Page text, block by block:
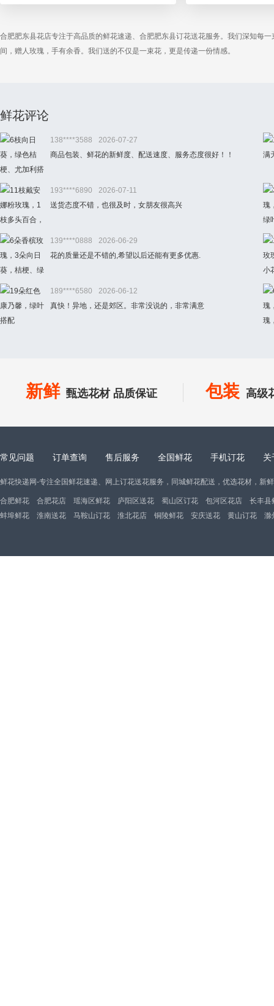
合肥肥东县花店专注于高品质的鲜花速递、合肥肥东县订花送花服务。我们深知每
间，赠人玫瑰，手有余香。我们送的不仅是一束花，更是传递一份情感。
鲜花评论
138****3588
2026-07-27
商品包装、鲜花的新鲜度、配送速度、服务态度很好！！
193****6890
2026-07-11
送货态度不错，也很及时，女朋友很高兴
139****0888
2026-06-29
花的质量还是不错的,希望以后还能有更多优惠.
189****6580
2026-06-12
真快！异地，还是郊区。非常没说的，非常满意
新鲜 甄选花材 品质保证 包装 高级
常见问题 订单查询 售后服务 全国鲜花 手机订花 关
鲜花快递网-专注全国鲜花速递、网上订花送花服务，同城鲜花配送，优选花材，新
合肥鲜花 合肥花店 瑶海区鲜花 庐阳区送花 蜀山区订花 包河区花店
长丰县
蚌埠鲜花
淮南送花 马鞍山订花 淮北花店 铜陵鲜花 安庆送花 黄山订花 滁